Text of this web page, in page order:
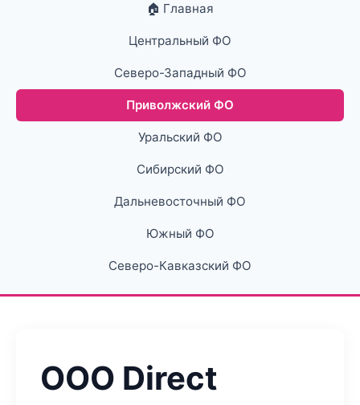
🏠 Главная
Центральный ФО
Северо-Западный ФО
Приволжский ФО
Уральский ФО
Сибирский ФО
Дальневосточный ФО
Южный ФО
Северо-Кавказский ФО
ООО Direct